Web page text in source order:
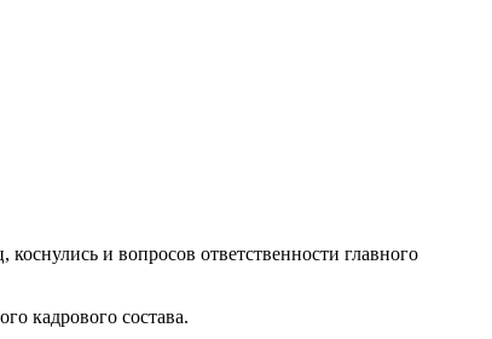
и вопросов ответственности главного
кадрового состава.